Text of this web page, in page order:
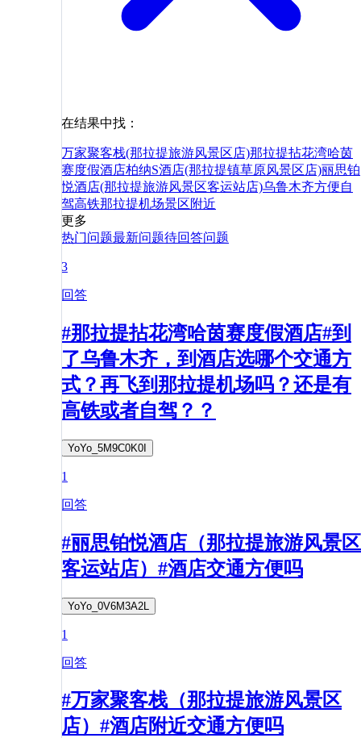
在结果中找：
万家聚客栈(那拉提旅游风景区店)那拉提拈花湾哈茵
赛度假酒店柏纳S酒店(那拉提镇草原风景区店)丽思铂
悦酒店(那拉提旅游风景区客运站店)乌鲁木齐方便自
驾高铁那拉提机场景区附近
更多
热门问题最新问题待回答问题
3
回答
#那拉提拈花湾哈茵赛度假酒店#到
了乌鲁木齐，到酒店选哪个交通方
式？再飞到那拉提机场吗？还是有
高铁或者自驾？？
YoYo_5M9C0K0I
1
回答
#丽思铂悦酒店（那拉提旅游风景区
客运站店）#酒店交通方便吗
YoYo_0V6M3A2L
1
回答
#万家聚客栈（那拉提旅游风景区
店）#酒店附近交通方便吗